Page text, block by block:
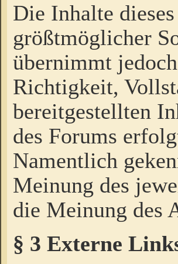
Die Inhalte
größtmöglicher
übernimmt
Richtigkeit,
bereitgestellten
des Forums
Namentlich
Meinung des
die Meinung des
§ 3 Externe